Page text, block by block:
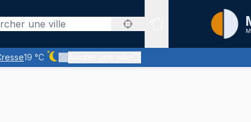
Sites
19 °C
Ciel dégagé - quasiment pas de nuages